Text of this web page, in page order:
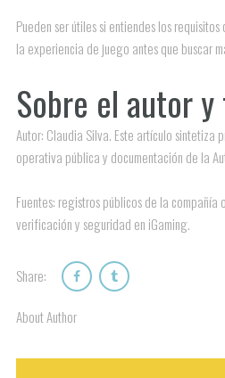
Pueden ser útiles si entiendes los
la experiencia de juego antes que buscar
Sobre el autor
Autor: Claudia Silva. Este artículo
operativa pública y documentación de la
Fuentes: registros públicos de la
verificación y seguridad en iGaming.
Share:
About Author